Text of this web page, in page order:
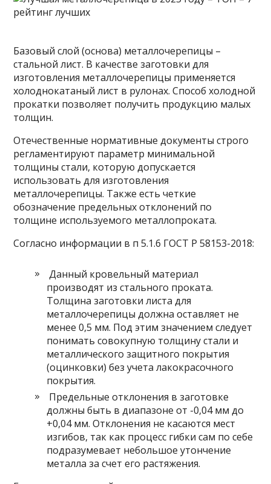
Базовый слой (основа) металлочерепицы –
стальной лист. В качестве заготовки для
изготовления металлочерепицы применяется
холоднокатаный лист в рулонах. Способ холодной
прокатки позволяет получить продукцию малых
толщин.
Отечественные нормативные документы строго
регламентируют параметр минимальной
толщины стали, которую допускается
использовать для изготовления
металлочерепицы. Также есть четкие
обозначение предельных отклонений по
толщине используемого металлопроката.
Согласно информации в п 5.1.6 ГОСТ Р 58153-2018:
Данный кровельный материал
производят из стального проката.
Толщина заготовки листа для
металлочерепицы должна оставляет не
менее 0,5 мм. Под этим значением следует
понимать совокупную толщину стали и
металлического защитного покрытия
(оцинковки) без учета лакокрасочного
покрытия.
Предельные отклонения в заготовке
должны быть в диапазоне от -0,04 мм до
+0,04 мм. Отклонения не касаются мест
изгибов, так как процесс гибки сам по себе
подразумевает небольшое утончение
металла за счет его растяжения.